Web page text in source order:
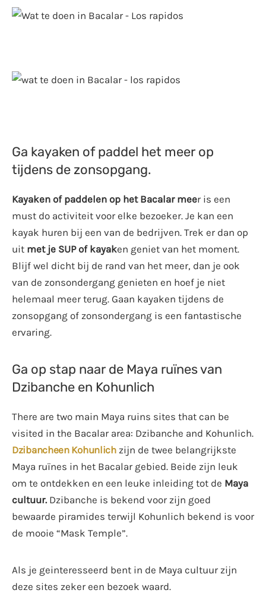
Ga kayaken of paddel het meer op
tijdens de zonsopgang.
Kayaken of paddelen op het Bacalar meer is een
must do activiteit voor elke bezoeker. Je kan een
kayak huren bij een van de bedrijven. Trek er dan op
uit met je SUP of kayaken geniet van het moment.
Blijf wel dicht bij de rand van het meer, dan je ook
van de zonsondergang genieten en hoef je niet
helemaal meer terug. Gaan kayaken tijdens de
zonsopgang of zonsondergang is een fantastische
ervaring.
Ga op stap naar de Maya ruïnes van
Dzibanche en Kohunlich
There are two main Maya ruins sites that can be
visited in the Bacalar area: Dzibanche and Kohunlich.
Dzibancheen Kohunlichzijn de twee belangrijkste
Maya ruïnes in het Bacalar gebied. Beide zijn leuk
om te ontdekken en een leuke inleiding tot de Maya
cultuur. Dzibanche is bekend voor zijn goed
bewaarde piramides terwijl Kohunlich bekend is voor
de mooie “Mask Temple”.
Als je geinteresseerd bent in de Maya cultuur zijn
deze sites zeker een bezoek waard.